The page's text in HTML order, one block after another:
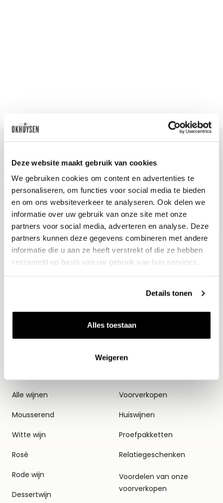
Deze website maakt gebruik van cookies
We gebruiken cookies om content en advertenties te
personaliseren, om functies voor social media te bieden
en om ons websiteverkeer te analyseren. Ook delen we
informatie over uw gebruik van onze site met onze
partners voor social media, adverteren en analyse. Deze
partners kunnen deze gegevens combineren met andere
informatie die u aan ze heeft verstrekt of die ze hebben
verzameld op basis van uw gebruik van hun services.
Details tonen
Alles toestaan
Weigeren
Blijf op de hoogte
Ontvang het laatste wijnnieuws, proeverijen en
evenementen
E-mailadres
Aanmelden
Alle wijnen
Mousserend
Witte wijn
Rosé
Rode wijn
Dessertwijn
Thema's
Voorverkopen
Huiswijnen
Proefpakketten
Relatiegeschenken
Voordelen van onze
voorverkopen